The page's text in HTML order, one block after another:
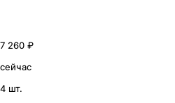
7 260 ₽
сейчас
4 шт.